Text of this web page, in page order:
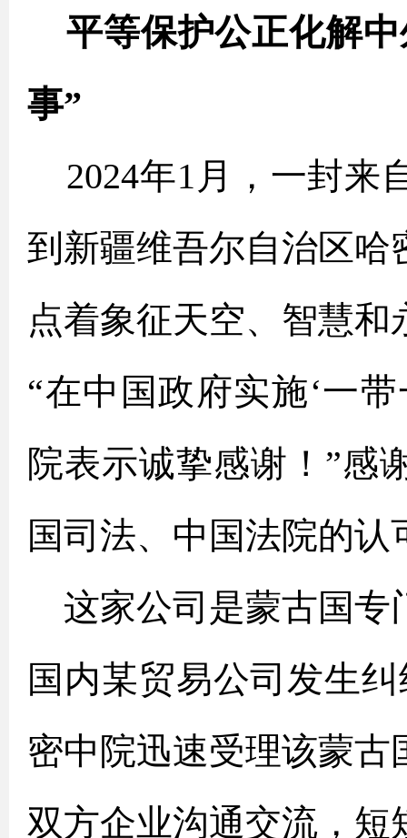
平等保护公正化解中
事”
2024年1月，一封来
到新疆维吾尔自治区
点着象征天空、智慧和
“在中国政府实施‘一
院表示诚挚感谢！”感
国司法、中国法院的认
这家公司是蒙古国专
国内某贸易公司发生
密中院迅速受理该蒙
双方企业沟通交流，短